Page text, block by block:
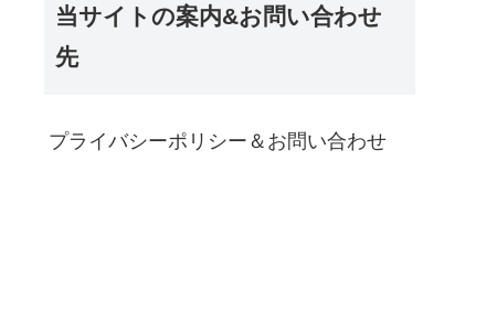
当サイトの案内&お問い合わせ
先
プライバシーポリシー＆お問い合わせ